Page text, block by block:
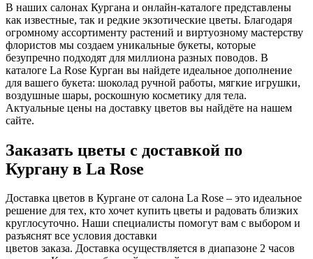
В наших салонах Кургана и онлайн-каталоге представлены
как известные, так и редкие экзотические цветы. Благодаря
огромному ассортименту растений и виртуозному мастерству
флористов мы создаем уникальные букеты, которые
безупречно подходят для миллиона разных поводов. В
каталоге La Rose Курган вы найдете идеальное дополнение
для вашего букета: шоколад ручной работы, мягкие игрушки,
воздушные шары, роскошную косметику для тела.
Актуальные цены на доставку цветов вы найдёте на нашем
сайте.
Заказать цветы с доставкой по
Кургану в La Rose
Доставка цветов в Кургане от салона La Rose – это идеальное
решение для тех, кто хочет купить цветы и радовать близких
круглосуточно. Наши специалисты помогут вам с выбором и
разъяснят все условия доставки
цветов заказа. Доставка осуществляется в диапазоне 2 часов